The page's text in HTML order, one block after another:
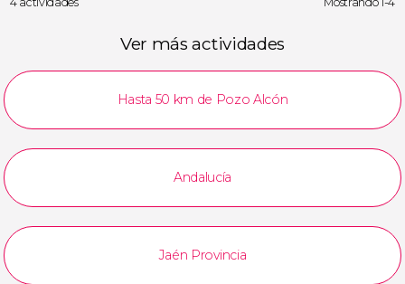
Ver más actividades
Hasta 50 km de Pozo Alcón
Andalucía
Jaén Provincia